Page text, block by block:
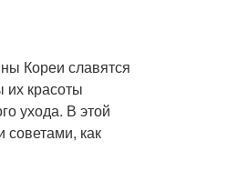
Кореи славятся
их красоты
ухода. В этой
советами, как